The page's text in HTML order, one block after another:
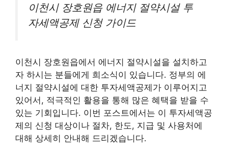
이천시 장호원읍 에너지 절약시설 투
자세액공제 신청 가이드
이천시 장호원읍에서 에너지 절약시설을 설치하고
자 하시는 분들에게 희소식이 있습니다. 정부의 에
너지 절약시설에 대한 투자세액공제가 이루어지고
있어서, 적극적인 활용을 통해 많은 혜택을 받을 수
있는 기회입니다. 이번 포스트에서는 이 투자세액공
제의 신청 대상이나 절차, 한도, 지급 및 사용처에
대해 상세히 안내해 드리겠습니다.